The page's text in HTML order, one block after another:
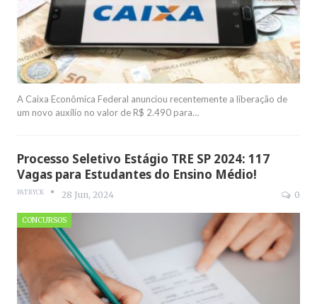
A Caixa Econômica Federal anunciou recentemente a liberação de
um novo auxílio no valor de R$ 2.490 para…
Processo Seletivo Estágio TRE SP 2024: 117
Vagas para Estudantes do Ensino Médio!
PATRYCK 28 Jun, 2024 0
CONCURSOS